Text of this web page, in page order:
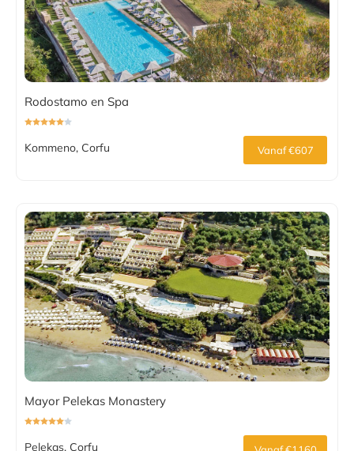
Rodostamo en Spa
Kommeno, Corfu Vanaf €607
Mayor Pelekas Monastery
Pelekas, Corfu